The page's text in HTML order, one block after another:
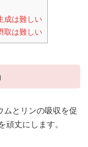
成は難しい
取は難しい
ムとリンの吸収を促
丈にします。